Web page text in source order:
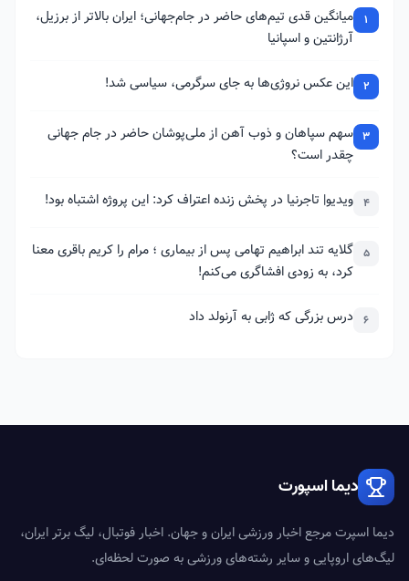
1
میانگین قدی تیم‌های حاضر در جام‌جهانی؛ ایران بالاتر از برزیل،
آرژانتین و اسپانیا
2 این عکس نروژی‌ها به جای سرگرمی، سیاسی شد!
3 سهم سپاهان و ذوب آهن از ملی‌پوشان حاضر در جام جهانی
چقدر است؟
4 ویدیو| تاجرنیا در پخش زنده اعتراف کرد: این پروژه اشتباه بود!
5 گلایه تند ابراهیم تهامی پس از بیماری ؛ مرام را کریم باقری معنا
کرد، به زودی افشاگری می‌کنم!
6 درس بزرگی که ژابی به آرنولد داد
دیما اسپورت
دیما اسپرت مرجع اخبار ورزشی ایران و جهان. اخبار فوتبال، لیگ برتر ایران،
لیگ‌های اروپایی و سایر رشته‌های ورزشی به صورت لحظه‌ای.